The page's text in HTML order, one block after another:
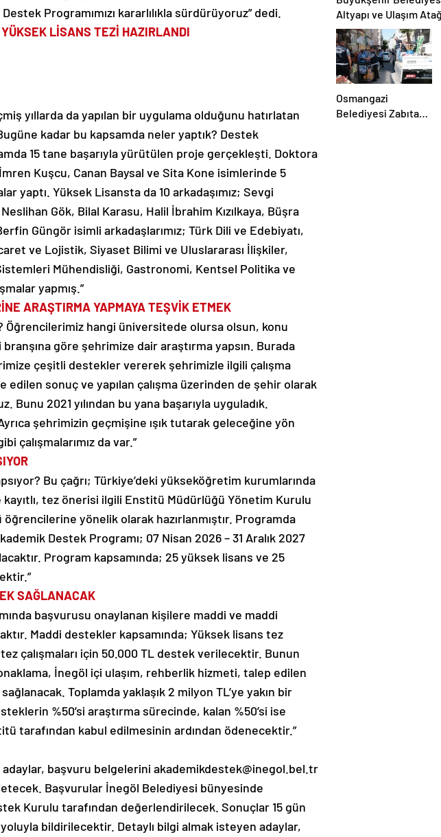
Programımızı kararlılıkla sürdürüyoruz” dedi.
LİSANS TEZİ HAZIRLANDI
yıllarda da yapılan bir uygulama olduğunu hatırlatan
kadar bu kapsamda neler yaptık? Destek
15 tane başarıyla yürütülen proje gerçekleşti. Doktora
Kuşcu, Canan Baysal ve Sita Kone isimlerinde 5
yaptı. Yüksek Lisansta da 10 arkadaşımız; Sevgi
Gök, Bilal Karasu, Halil İbrahim Kızılkaya, Büşra
Güngör isimli arkadaşlarımız; Türk Dili ve Edebiyatı,
ve Lojistik, Siyaset Bilimi ve Uluslararası İlişkiler,
Mühendisliği, Gastronomi, Kentsel Politika ve
yapmış.”
ARAŞTIRMA YAPMAYA TEŞVİK ETMEK
Öğrencilerimiz hangi üniversitede olursa olsun, konu
branşına göre şehrimize dair araştırma yapsın. Burada
çeşitli destekler vererek şehrimizle ilgili çalışma
sonuç ve yapılan çalışma üzerinden de şehir olarak
Bunu 2021 yılından bu yana başarıyla uyguladık.
şehrimizin geçmişine ışık tutarak geleceğine yön
çalışmalarımız da var.”
Bu çağrı; Türkiye’deki yükseköğretim kurumlarında
tez önerisi ilgili Enstitü Müdürlüğü Yönetim Kurulu
yönelik olarak hazırlanmıştır. Programda
Destek Programı; 07 Nisan 2026 – 31 Aralık 2027
Program kapsamında; 25 yüksek lisans ve 25
SAĞLANACAK
başvurusu onaylanan kişilere maddi ve maddi
Maddi destekler kapsamında; Yüksek lisans tez
çalışmaları için 50.000 TL destek verilecektir. Bunun
İnegöl içi ulaşım, rehberlik hizmeti, talep edilen
Toplamda yaklaşık 2 milyon TL’ye yakın bir
%50’si araştırma sürecinde, kalan %50’si ise
tarafından kabul edilmesinin ardından ödenecektir.”
başvuru belgelerini akademikdestek@inegol.bel.tr
Başvurular İnegöl Belediyesi bünyesinde
Kurulu tarafından değerlendirilecek. Sonuçlar 15 gün
bildirilecektir. Detaylı bilgi almak isteyen adaylar,
Altyapı ve Ulaşım
Osmangazi
Belediyesi Zabıtası